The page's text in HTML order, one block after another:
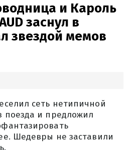
и Кароль
заснул в
звездой мемов
сеть нетипичной
поезда и предложил
Шедевры не заставили